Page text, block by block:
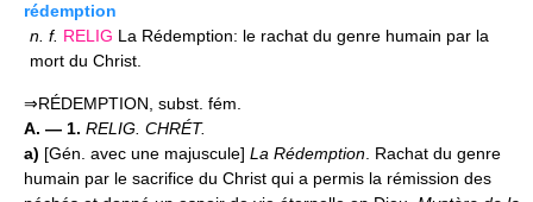
rédemption
n. f. RELIG La Rédemption: le rachat du genre humain par la
mort du Christ.
⇒RÉDEMPTION, subst. fém.
A. — 1. RELIG. CHRÉT.
a) [Gén. avec une majuscule] La Rédemption . Rachat du genre
humain par le sacrifice du Christ qui a permis la rémission des